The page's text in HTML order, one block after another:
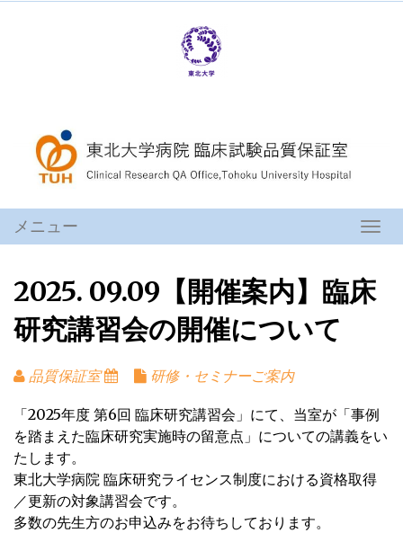
ナ
ビ
ー
シ
替
え
メニュー
2025. 09.09【開催案内】臨床
研究講習会の開催について
品質保証室 研修・セミナーご案内
「2025年度 第6回 臨床研究講習会」にて、当室が「事例
を踏まえた臨床研究実施時の留意点」についての講義をい
たします。
東北大学病院 臨床研究ライセンス制度における資格取得
／更新の対象講習会です。
多数の先生方のお申込みをお待ちしております。